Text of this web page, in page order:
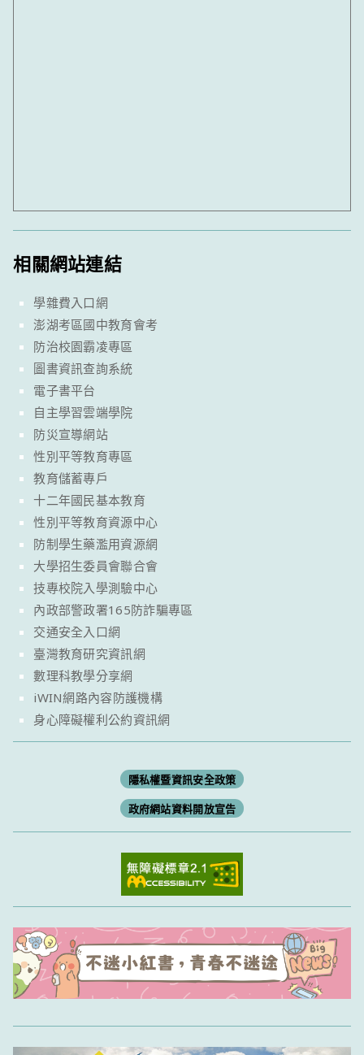
相關網站連結
學雜費入口網
澎湖考區國中教育會考
防治校園霸凌專區
圖書資訊查詢系統
電子書平台
自主學習雲端學院
防災宣導網站
性別平等教育專區
教育儲蓄專戶
十二年國民基本教育
性別平等教育資源中心
防制學生藥濫用資源網
大學招生委員會聯合會
技專校院入學測驗中心
內政部警政署165防詐騙專區
交通安全入口網
臺灣教育研究資訊網
數理科教學分享網
iWIN網路內容防護機構
身心障礙權利公約資訊網
隱私權暨資訊安全政策
政府網站資料開放宣告